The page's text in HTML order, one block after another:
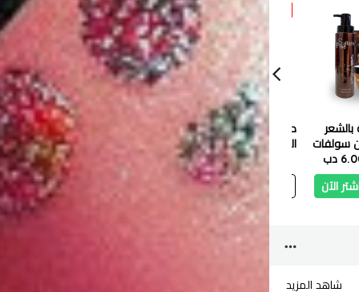
سولفات
دب
الآن
43 %
ديسار جل الجسم بزيت
الكاكاو 200 مل
2.200 دب
1.250 دب
أضف
اشتر الآن
17 %
لتجفيف الشعر وتكثيفه
1200 واط
9.900 دب
اشتر الآن
33 %
Pro عريضة 750f
13.200
شاهد المزيد